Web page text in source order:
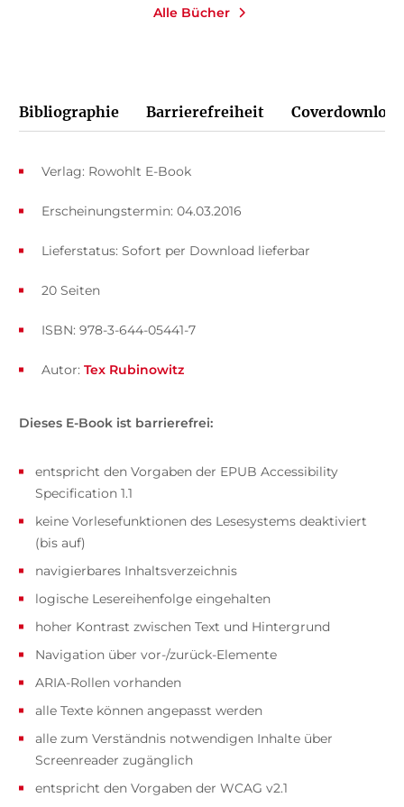
Alle Bücher
Bibliographie Barrierefreiheit Coverdownload
Verlag: Rowohlt E-Book
Erscheinungstermin: 04.03.2016
Lieferstatus: Sofort per Download lieferbar
ISBN: 978-3-644-05441-7
20 Seiten
Autor: Tex Rubinowitz
Dieses E-Book ist barrierefrei:
entspricht den Vorgaben der EPUB Accessibility
Specification 1.1
keine Vorlesefunktionen des Lesesystems deaktiviert
(bis auf)
navigierbares Inhaltsverzeichnis
logische Lesereihenfolge eingehalten
hoher Kontrast zwischen Text und Hintergrund
Navigation über vor-/zurück-Elemente
ARIA-Rollen vorhanden
alle Texte können angepasst werden
alle zum Verständnis notwendigen Inhalte über
Screenreader zugänglich
entspricht den Vorgaben der WCAG v2.1